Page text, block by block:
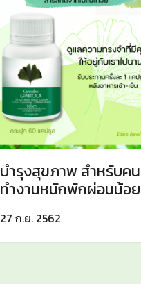
บำรุงสุขภาพ สำหรับคน
ทำงานหนักพักผ่อนน้อย
27 ก.ย. 2562